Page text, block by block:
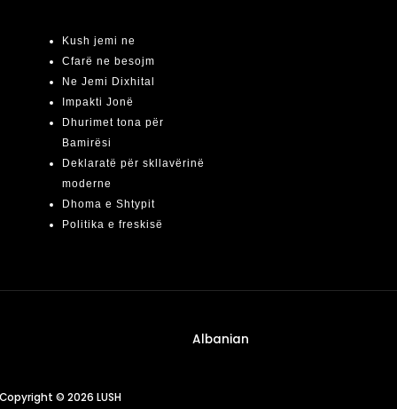
Kush jemi ne
Cfarë ne besojm
Ne Jemi Dixhital
Impakti Jonë
Dhurimet tona për
Bamirësi
Deklaratë për skllavërinë
moderne
Dhoma e Shtypit
Politika e freskisë
Albanian
Copyright © 2026 LUSH